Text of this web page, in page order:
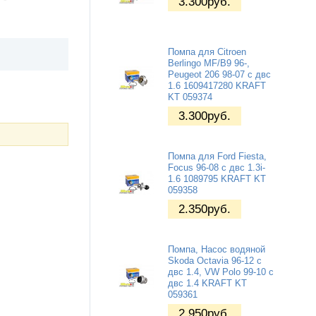
Помпа для Citroen
Berlingo MF/B9 96-,
Peugeot 206 98-07 с двс
1.6 1609417280 KRAFT
KT 059374
3.300руб.
Помпа для Ford Fiesta,
Focus 96-08 с двс 1.3i-
1.6 1089795 KRAFT KT
059358
2.350руб.
Помпа, Насос водяной
Skoda Octavia 96-12 c
двс 1.4, VW Polo 99-10 c
двс 1.4 KRAFT KT
059361